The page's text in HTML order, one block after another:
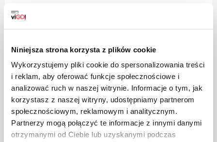
Niniejsza strona korzysta z plików cookie
Wykorzystujemy pliki cookie do spersonalizowania treści
i reklam, aby oferować funkcje społecznościowe i
analizować ruch w naszej witrynie. Informacje o tym, jak
korzystasz z naszej witryny, udostępniamy partnerom
społecznościowym, reklamowym i analitycznym.
Partnerzy mogą połączyć te informacje z innymi danymi
otrzymanymi od Ciebie lub uzyskanymi podczas